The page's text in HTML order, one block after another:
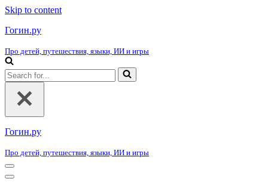
Skip to content
Гогин.ру
Про детей, путешествия, языки, ИИ и игры
Search
for...
Гогин.ру
Про детей, путешествия, языки, ИИ и игры
Navigation
Menu
Navigation